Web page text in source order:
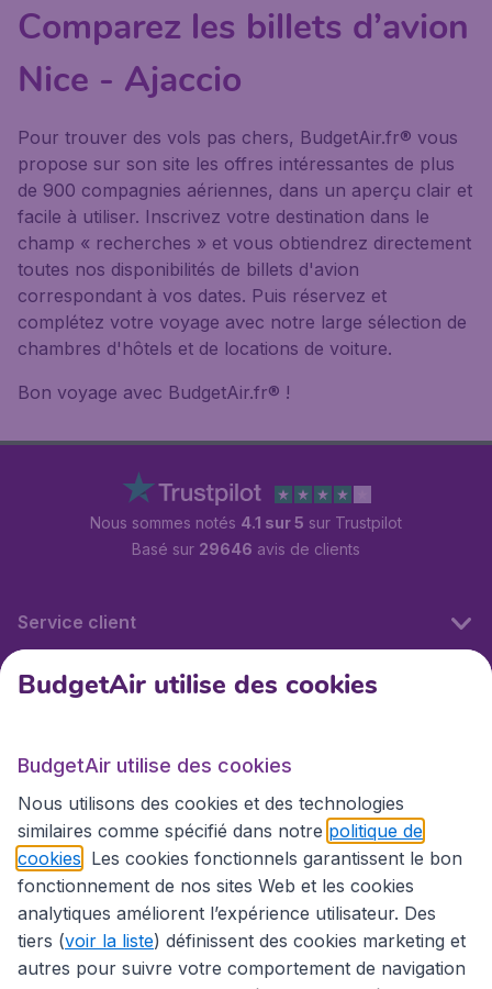
Comparez les billets d’avion
Nice - Ajaccio
Pour trouver des vols pas chers, BudgetAir.fr® vous
propose sur son site les offres intéressantes de plus
de 900 compagnies aériennes, dans un aperçu clair et
facile à utiliser. Inscrivez votre destination dans le
champ « recherches » et vous obtiendrez directement
toutes nos disponibilités de billets d'avion
correspondant à vos dates. Puis réservez et
complétez votre voyage avec notre large sélection de
chambres d'hôtels et de locations de voiture.
Bon voyage avec BudgetAir.fr® !
Nous sommes notés 4.1 sur 5 sur Trustpilot
Basé sur 29646 avis de clients
Service client
BudgetAir.fr
Sites internationaux
BudgetAir utilise des cookies
BudgetAir utilise des cookies
Nous utilisons des cookies et des technologies
similaires comme spécifié dans notre politique de
cookies . Les cookies fonctionnels garantissent le bon
fonctionnement de nos sites Web et les cookies
analytiques améliorent l’expérience utilisateur. Des
tiers (voir la liste) définissent des cookies marketing et
autres pour suivre votre comportement de navigation